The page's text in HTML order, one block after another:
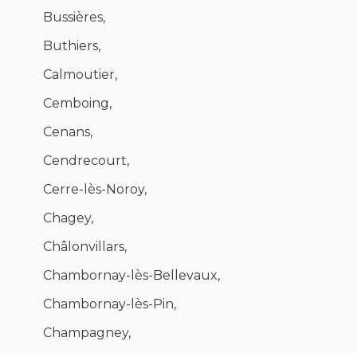
Bussières,
Buthiers,
Calmoutier,
Cemboing,
Cenans,
Cendrecourt,
Cerre-lès-Noroy,
Chagey,
Châlonvillars,
Chambornay-lès-Bellevaux,
Chambornay-lès-Pin,
Champagney,